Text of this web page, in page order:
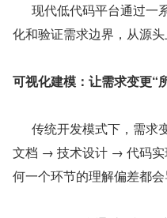
化和验证需求边界，从源头
可视化建模：让需求变更“
文档 → 技术设计 → 代码实
何一个环节的理解偏差都会